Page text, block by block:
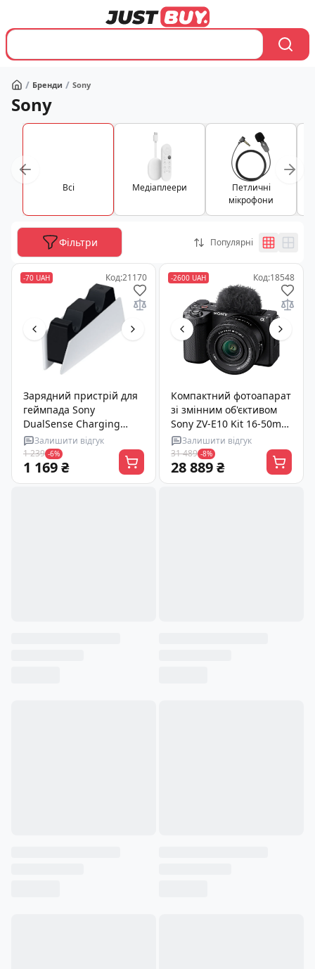
Головна
/ Бренди / Sony
Sony
Вcі Медіаплеери
Петличні
мікрофони
Фільтри Популярні
-70 UAH Код:21170
Зарядний пристрій для
геймпада Sony
DualSense Charging
Station (9374107)
Залишити відгук
1 239 -6%
1 169 ₴
-2600 UAH Код:18548
Компактний фотоапарат
зі змінним об'єктивом
Sony ZV-E10 Kit 16-50mm
Black (ILCZVE10LB.CEC)
Залишити відгук
31 489 -8%
28 889 ₴